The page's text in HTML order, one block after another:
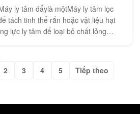
ly tâm đẩylà mộtMáy ly tâm lọc
tách tinh thể rắn hoặc vật liệu hạt
lực ly tâm để loại bỏ chất lỏng
2 3 4 5 Tiếp theo